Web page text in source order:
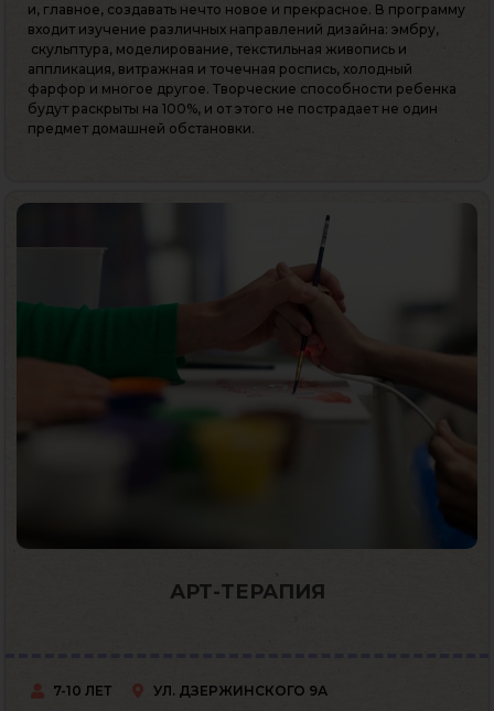
и, главное, создавать нечто новое и прекрасное. В программу
входит изучение различных направлений дизайна: эмбру,
скульптура, моделирование, текстильная живопись и
аппликация, витражная и точечная роспись, холодный
фарфор и многое другое. Творческие способности ребенка
будут раскрыты на 100%, и от этого не пострадает не один
предмет домашней обстановки.
АРТ-ТЕРАПИЯ
7-10 ЛЕТ УЛ. ДЗЕРЖИНСКОГО 9А